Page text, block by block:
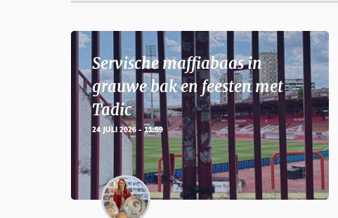
Servische maffiabaas in
grauwe bak en feesten met
Tadic
24 JULI 2026 - 11:59